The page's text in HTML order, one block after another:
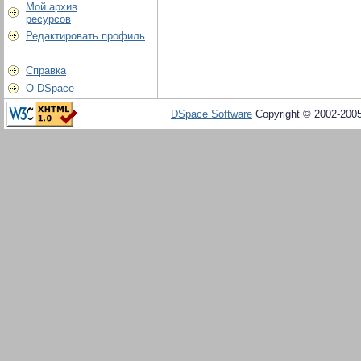
Мой архив
ресурсов
Редактировать профиль
Справка
О DSpace
DSpace Software Copyright © 2002-